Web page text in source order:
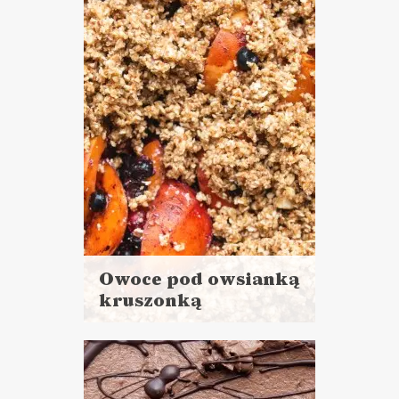
DANIA GŁÓWNE
LUNCHE DO PRACY
PRZYSTAWKI
WALENTYNKI ?
Owoce pod owsianką
kruszonką
więcej
Czas przygotowania:
do 45 minut